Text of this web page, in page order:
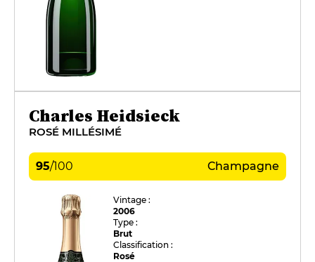
Charles Heidsieck
ROSÉ MILLÉSIMÉ
95/100 Champagne
Vintage :
2006
Type :
Brut
Classification :
Rosé